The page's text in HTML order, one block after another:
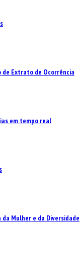
de Extrato de Ocorrência
em tempo real
da Mulher e da Diversidade